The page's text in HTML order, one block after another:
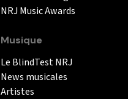
NRJ Music Awards
Musique
Le BlindTest NRJ
News musicales
Artistes